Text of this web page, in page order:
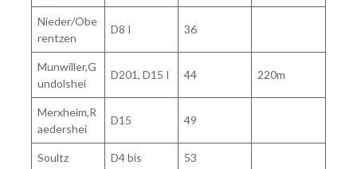
Nieder/Obe
rentzen
D8 I 36
Munwiller,G
undolshei
D201, D15 I 44 220m
Merxheim,R
aedershei
D15 49
Soultz D4 bis 53